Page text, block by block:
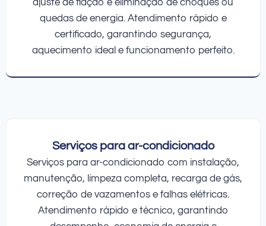
quedas de energia. Atendimento rápido e
certificado, garantindo segurança,
aquecimento ideal e funcionamento perfeito.
Serviços para ar-condicionado
Serviços para ar-condicionado com instalação,
manutenção, limpeza completa, recarga de gás,
correção de vazamentos e falhas elétricas.
Atendimento rápido e técnico, garantindo